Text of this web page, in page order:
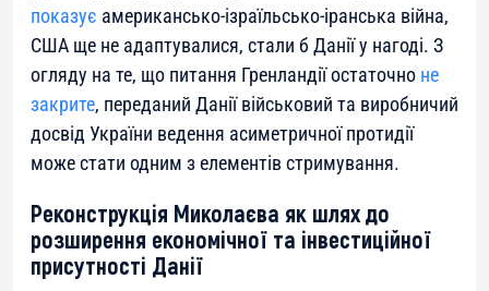
показує американсько-ізраїльсько-іранська війна,
США ще не адаптувалися, стали б Данії у нагоді. З
огляду на те, що питання Гренландії остаточно не
закрите, переданий Данії військовий та виробничий
досвід України ведення асиметричної протидії
може стати одним з елементів стримування.
Реконструкція Миколаєва як шлях до
розширення економічної та інвестиційної
присутності Данії